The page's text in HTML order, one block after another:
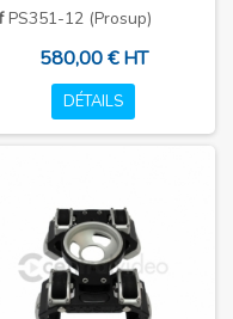
PS351-12 (Prosup)
580,00 € HT
DÉTAILS